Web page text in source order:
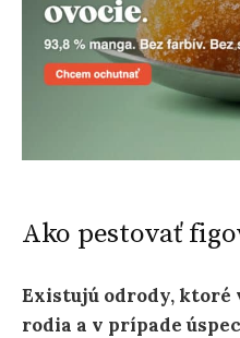
Ako pestovať
Existujú odrody, ktoré
rodia a v prípade